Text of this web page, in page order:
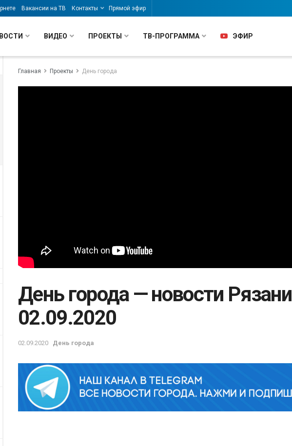
Вакансии на ТВ Контакты Прямой эфир
ВИДЕО ПРОЕКТЫ ТВ-ПРОГРАММА ЭФИР
Главная Проекты День города
День города — новости Рязани
02.09.2020
02.09.2020 День города